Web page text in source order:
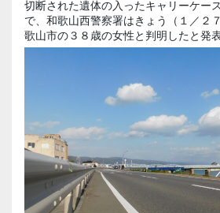
切断された遺体の入ったキャリーケー
で、和歌山西警察署はきょう（１／２
歌山市の３８歳の女性と判明したと発